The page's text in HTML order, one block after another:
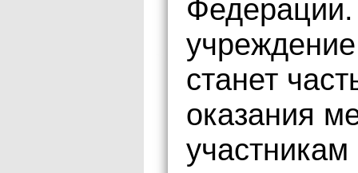
учреждение
станет
оказания